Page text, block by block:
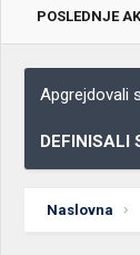
POSLEDNJE
Apgrejdovali
DEFINISALI
Naslovna